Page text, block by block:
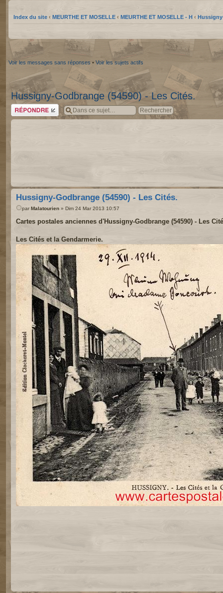
Index du site ‹ MEURTHE ET MOSELLE ‹ MEURTHE ET MOSELLE - H ‹
Voir les messages sans réponses • Voir les sujets actifs
Hussigny-Godbrange (54590) - Les Cités.
Répondre
Hussigny-Godbrange (54590) - Les Cités.
par Malatourien » Dim 24 Mar 2013 10:57
Cartes postales anciennes d'Hussigny-Godbrange (54590) - Les
Les Cités et la Gendarmerie.